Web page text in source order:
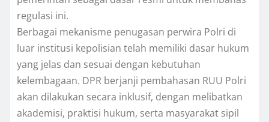
regulasi ini.
Berbagai mekanisme penugasan perwira Polri di
luar institusi kepolisian telah memiliki dasar hukum
yang jelas dan sesuai dengan kebutuhan
kelembagaan. DPR berjanji pembahasan RUU Polri
akan dilakukan secara inklusif, dengan melibatkan
akademisi, praktisi hukum, serta masyarakat sipil